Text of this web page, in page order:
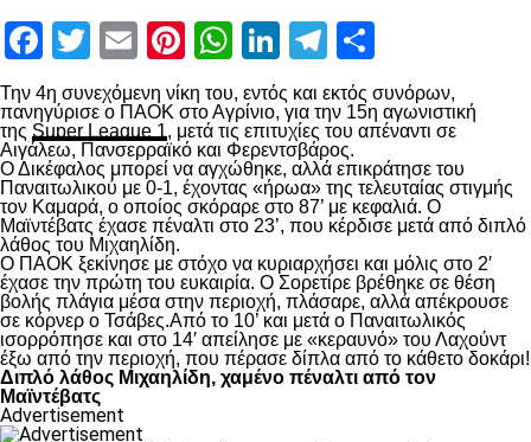
Facebook
Twitter
EmailPinterest
WhatsApp
LinkedIn
Telegram
Την 4η συνεχόμενη νίκη του, εντός και εκτός συνόρων,
πανηγύρισε ο ΠΑΟΚ στο Αγρίνιο, για την 15η αγωνιστική
της Super League 1, μετά τις επιτυχίες του απέναντι σε
Αιγάλεω, Πανσερραϊκό και Φερεντσβάρος.
Ο Δικέφαλος μπορεί να αγχώθηκε, αλλά επικράτησε του
Παναιτωλικού με 0-1, έχοντας «ήρωα» της τελευταίας στιγμής
τον Καμαρά, ο οποίος σκόραρε στο 87’ με κεφαλιά. Ο
Μαϊντέβατς έχασε πέναλτι στο 23’, που κέρδισε μετά από διπλό
λάθος του Μιχαηλίδη.
Ο ΠΑΟΚ ξεκίνησε με στόχο να κυριαρχήσει και μόλις στο 2′
έχασε την πρώτη του ευκαιρία. Ο Σορετίρε βρέθηκε σε θέση
βολής πλάγια μέσα στην περιοχή, πλάσαρε, αλλά απέκρουσε
σε κόρνερ ο Τσάβες.Από το 10’ και μετά ο Παναιτωλικός
ισορρόπησε και στο 14′ απείλησε με «κεραυνό» του Λαχούντ
έξω από την περιοχή, που πέρασε δίπλα από το κάθετο δοκάρι!
Διπλό λάθος Μιχαηλίδη, χαμένο πέναλτι από τον
Μαϊντέβατς
Advertisement